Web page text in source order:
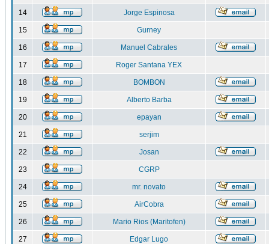
14 Jorge Espinosa
15 Gurney
16 Manuel Cabrales
17 Roger Santana YEX
18 BOMBON
19 Alberto Barba
20 epayan
21 serjim
22 Josan
23 CGRP
24 mr. novato
25 AirCobra
26 Mario Rios (Maritofen)
27 Edgar Lugo